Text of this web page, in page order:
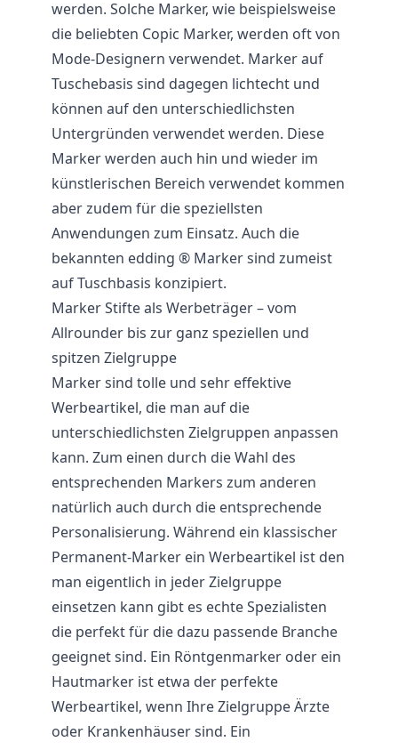
werden. Solche Marker, wie beispielsweise
die beliebten Copic Marker, werden oft von
Mode-Designern verwendet. Marker auf
Tuschebasis sind dagegen lichtecht und
können auf den unterschiedlichsten
Untergründen verwendet werden. Diese
Marker werden auch hin und wieder im
künstlerischen Bereich verwendet kommen
aber zudem für die speziellsten
Anwendungen zum Einsatz. Auch die
bekannten edding ® Marker sind zumeist
auf Tuschbasis konzipiert.
Marker Stifte als Werbeträger – vom
Allrounder bis zur ganz speziellen und
spitzen Zielgruppe
Marker sind tolle und sehr effektive
Werbeartikel, die man auf die
unterschiedlichsten Zielgruppen anpassen
kann. Zum einen durch die Wahl des
entsprechenden Markers zum anderen
natürlich auch durch die entsprechende
Personalisierung. Während ein klassischer
Permanent-Marker ein Werbeartikel ist den
man eigentlich in jeder Zielgruppe
einsetzen kann gibt es echte Spezialisten
die perfekt für die dazu passende Branche
geeignet sind. Ein Röntgenmarker oder ein
Hautmarker ist etwa der perfekte
Werbeartikel, wenn Ihre Zielgruppe Ärzte
oder Krankenhäuser sind. Ein